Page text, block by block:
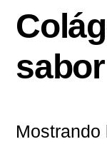
sabor